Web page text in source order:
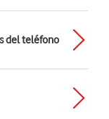
del teléfono